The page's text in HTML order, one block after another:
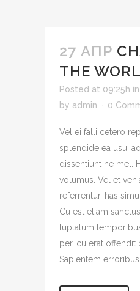
27 АПР
THE
Posted at 09:25h in
by admin 0
Vel ei falli cetero
splendide ea usu,
dissentiunt ne mel.
volumus. Vel et
referrentur, has
Cu est etiam
luptatum
per, cu erat offendit
Sapientem erroribus